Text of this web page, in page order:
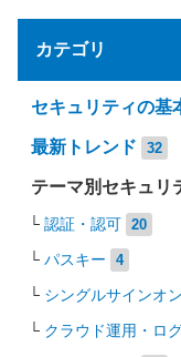
カテゴリ
セキュリティの基
最新トレンド 32
テーマ別セキュリ
認証・認可 20
パスキー 4
シングルサインオン
クラウド運用・ロ